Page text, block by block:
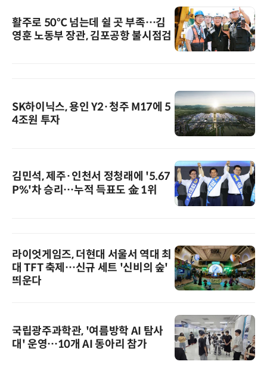
활주로 50℃ 넘는데 쉴 곳 부족…김
영훈 노동부 장관, 김포공항 불시점검
SK하이닉스, 용인 Y2·청주 M17에 5
4조원 투자
김민석, 제주·인천서 정청래에 '5.67
P%'차 승리…누적 득표도 金 1위
라이엇게임즈, 더현대 서울서 역대 최
대 TFT 축제…신규 세트 '신비의 숲'
띄운다
국립광주과학관, '여름방학 AI 탐사
대' 운영…10개 AI 동아리 참가